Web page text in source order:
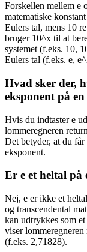
Forskellen mellem e
matematiske
Eulers tal, mens 10
bruger 10^x til at
systemet (f.eks. 10,
Eulers tal (f.eks. e,
Hvad sker der,
eksponent på
Hvis du indtaster e
lommeregneren
Det betyder, at du
eksponent.
Er e et heltal på
Nej, e er ikke et
og transcendental
kan udtrykkes som
viser
(f.eks. 2,71828).